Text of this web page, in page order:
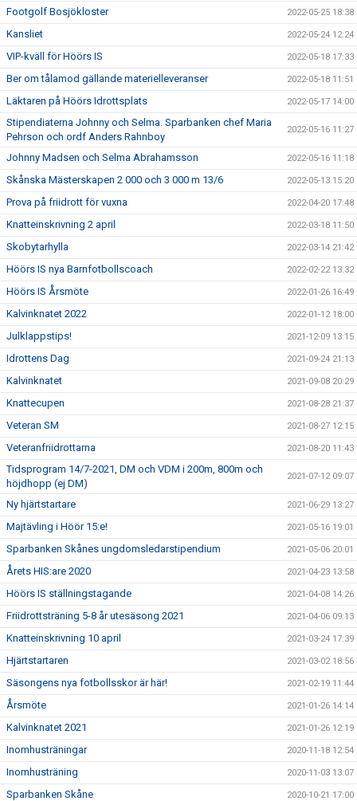
Footgolf Bosjökloster 2022-05-25 18:38
Kansliet 2022-05-24 12:24
VIP-kväll för Höörs IS 2022-05-18 17:33
Ber om tålamod gällande materielleveranser 2022-05-18 11:51
Läktaren på Höörs Idrottsplats 2022-05-17 14:00
Stipendiaterna Johnny och Selma. Sparbanken chef Maria
Pehrson och ordf Anders Rahnboy
2022-05-16 11:27
Johnny Madsen och Selma Abrahamsson 2022-05-16 11:18
Skånska Mästerskapen 2 000 och 3 000 m 13/6 2022-05-13 15:20
Prova på friidrott för vuxna 2022-04-20 17:48
Knatteinskrivning 2 april 2022-03-18 11:50
Skobytarhylla 2022-03-14 21:42
Höörs IS nya Barnfotbollscoach 2022-02-22 13:32
Höörs IS Årsmöte 2022-01-26 16:49
Kalvinknatet 2022 2022-01-12 18:00
Julklappstips! 2021-12-09 13:15
Idrottens Dag 2021-09-24 21:13
Kalvinknatet 2021-09-08 20:29
Knattecupen 2021-08-28 21:37
Veteran SM 2021-08-27 12:15
Veteranfriidrottarna 2021-08-20 11:43
Tidsprogram 14/7-2021, DM och VDM i 200m, 800m och
höjdhopp (ej DM)
2021-07-12 09:07
Ny hjärtstartare 2021-06-29 13:27
Majtävling i Höör 15:e! 2021-05-16 19:01
Sparbanken Skånes ungdomsledarstipendium 2021-05-06 20:01
Årets HIS:are 2020 2021-04-23 13:58
Höörs IS ställningstagande 2021-04-08 14:26
Friidrottsträning 5-8 år utesäsong 2021 2021-04-06 09:13
Knatteinskrivning 10 april 2021-03-24 17:39
Hjärtstartaren 2021-03-02 18:56
Säsongens nya fotbollsskor är här! 2021-02-19 11:44
Årsmöte 2021-01-26 14:14
Kalvinknatet 2021 2021-01-26 12:19
Inomhusträningar 2020-11-18 12:54
Inomhusträning 2020-11-03 13:07
Sparbanken Skåne 2020-10-21 17:00